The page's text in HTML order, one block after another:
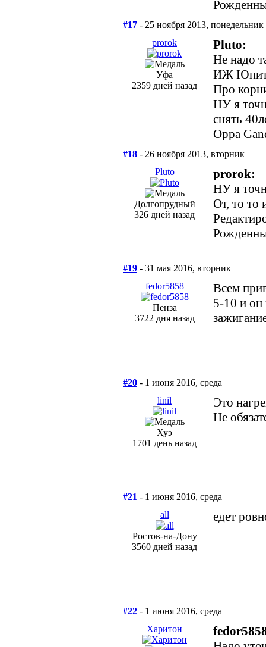
#17 - 25 ноября 2013, понедельник
prorok
Уфа
2359 дней назад
Pluto:
Не надо
ИЖ
Про
НУ я
снять
Oppa
#18 - 26 ноября 2013, вторник
Pluto
Долгопрудный
326 дней назад
prorok:
НУ я
От, то то
#19 - 31 мая 2016, вторник
fedor5858
Пенза
3722 дня назад
Всем
5-10 и он
#20 - 1 июня 2016, среда
linil
Хуэ
1701 день назад
Это
Не
#21 - 1 июня 2016, среда
all
Ростов-на-Дону
3560 дней назад
едет
#22 - 1 июня 2016, среда
Харитон